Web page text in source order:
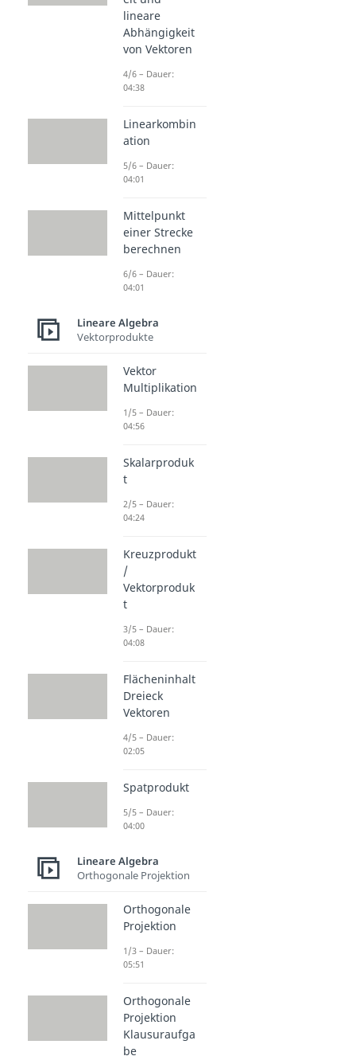
lineare
Abhängigkeit
von Vektoren
4/6 – Dauer:
04:38
Linearkombin
ation
5/6 – Dauer:
04:01
Mittelpunkt
einer Strecke
berechnen
6/6 – Dauer:
04:01
Lineare Algebra
Vektorprodukte
Vektor
Multiplikation
1/5 – Dauer:
04:56
Skalarproduk
t
2/5 – Dauer:
04:24
Kreuzprodukt
/
Vektorproduk
t
3/5 – Dauer:
04:08
Flächeninhalt
Dreieck
Vektoren
4/5 – Dauer:
02:05
Spatprodukt
5/5 – Dauer:
04:00
Lineare Algebra
Orthogonale Projektion
Orthogonale
Projektion
1/3 – Dauer:
05:51
Orthogonale
Projektion
Klausuraufga
be